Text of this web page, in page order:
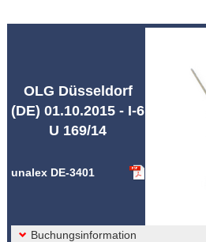
OLG Düsseldorf
(DE) 01.10.2015 - I-6
U 169/14
unalex DE-3401
Buchungsinformation